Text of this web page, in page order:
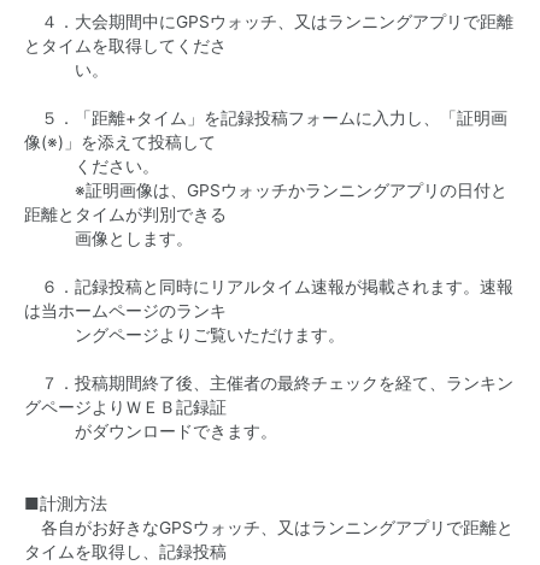
４．大会期間中にGPSウォッチ、又はランニングアプリで距離
とタイムを取得してくださ
い。
５．「距離+タイム」を記録投稿フォームに入力し、「証明画
像(※)」を添えて投稿して
ください。
※証明画像は、GPSウォッチかランニングアプリの日付と
距離とタイムが判別できる
画像とします。
６．記録投稿と同時にリアルタイム速報が掲載されます。速報
は当ホームページのランキ
ングページよりご覧いただけます。
７．投稿期間終了後、主催者の最終チェックを経て、ランキン
グページよりＷＥＢ記録証
がダウンロードできます。
■計測方法
各自がお好きなGPSウォッチ、又はランニングアプリで距離と
タイムを取得し、記録投稿